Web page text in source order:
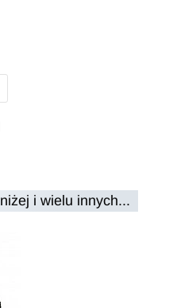
i wielu innych...